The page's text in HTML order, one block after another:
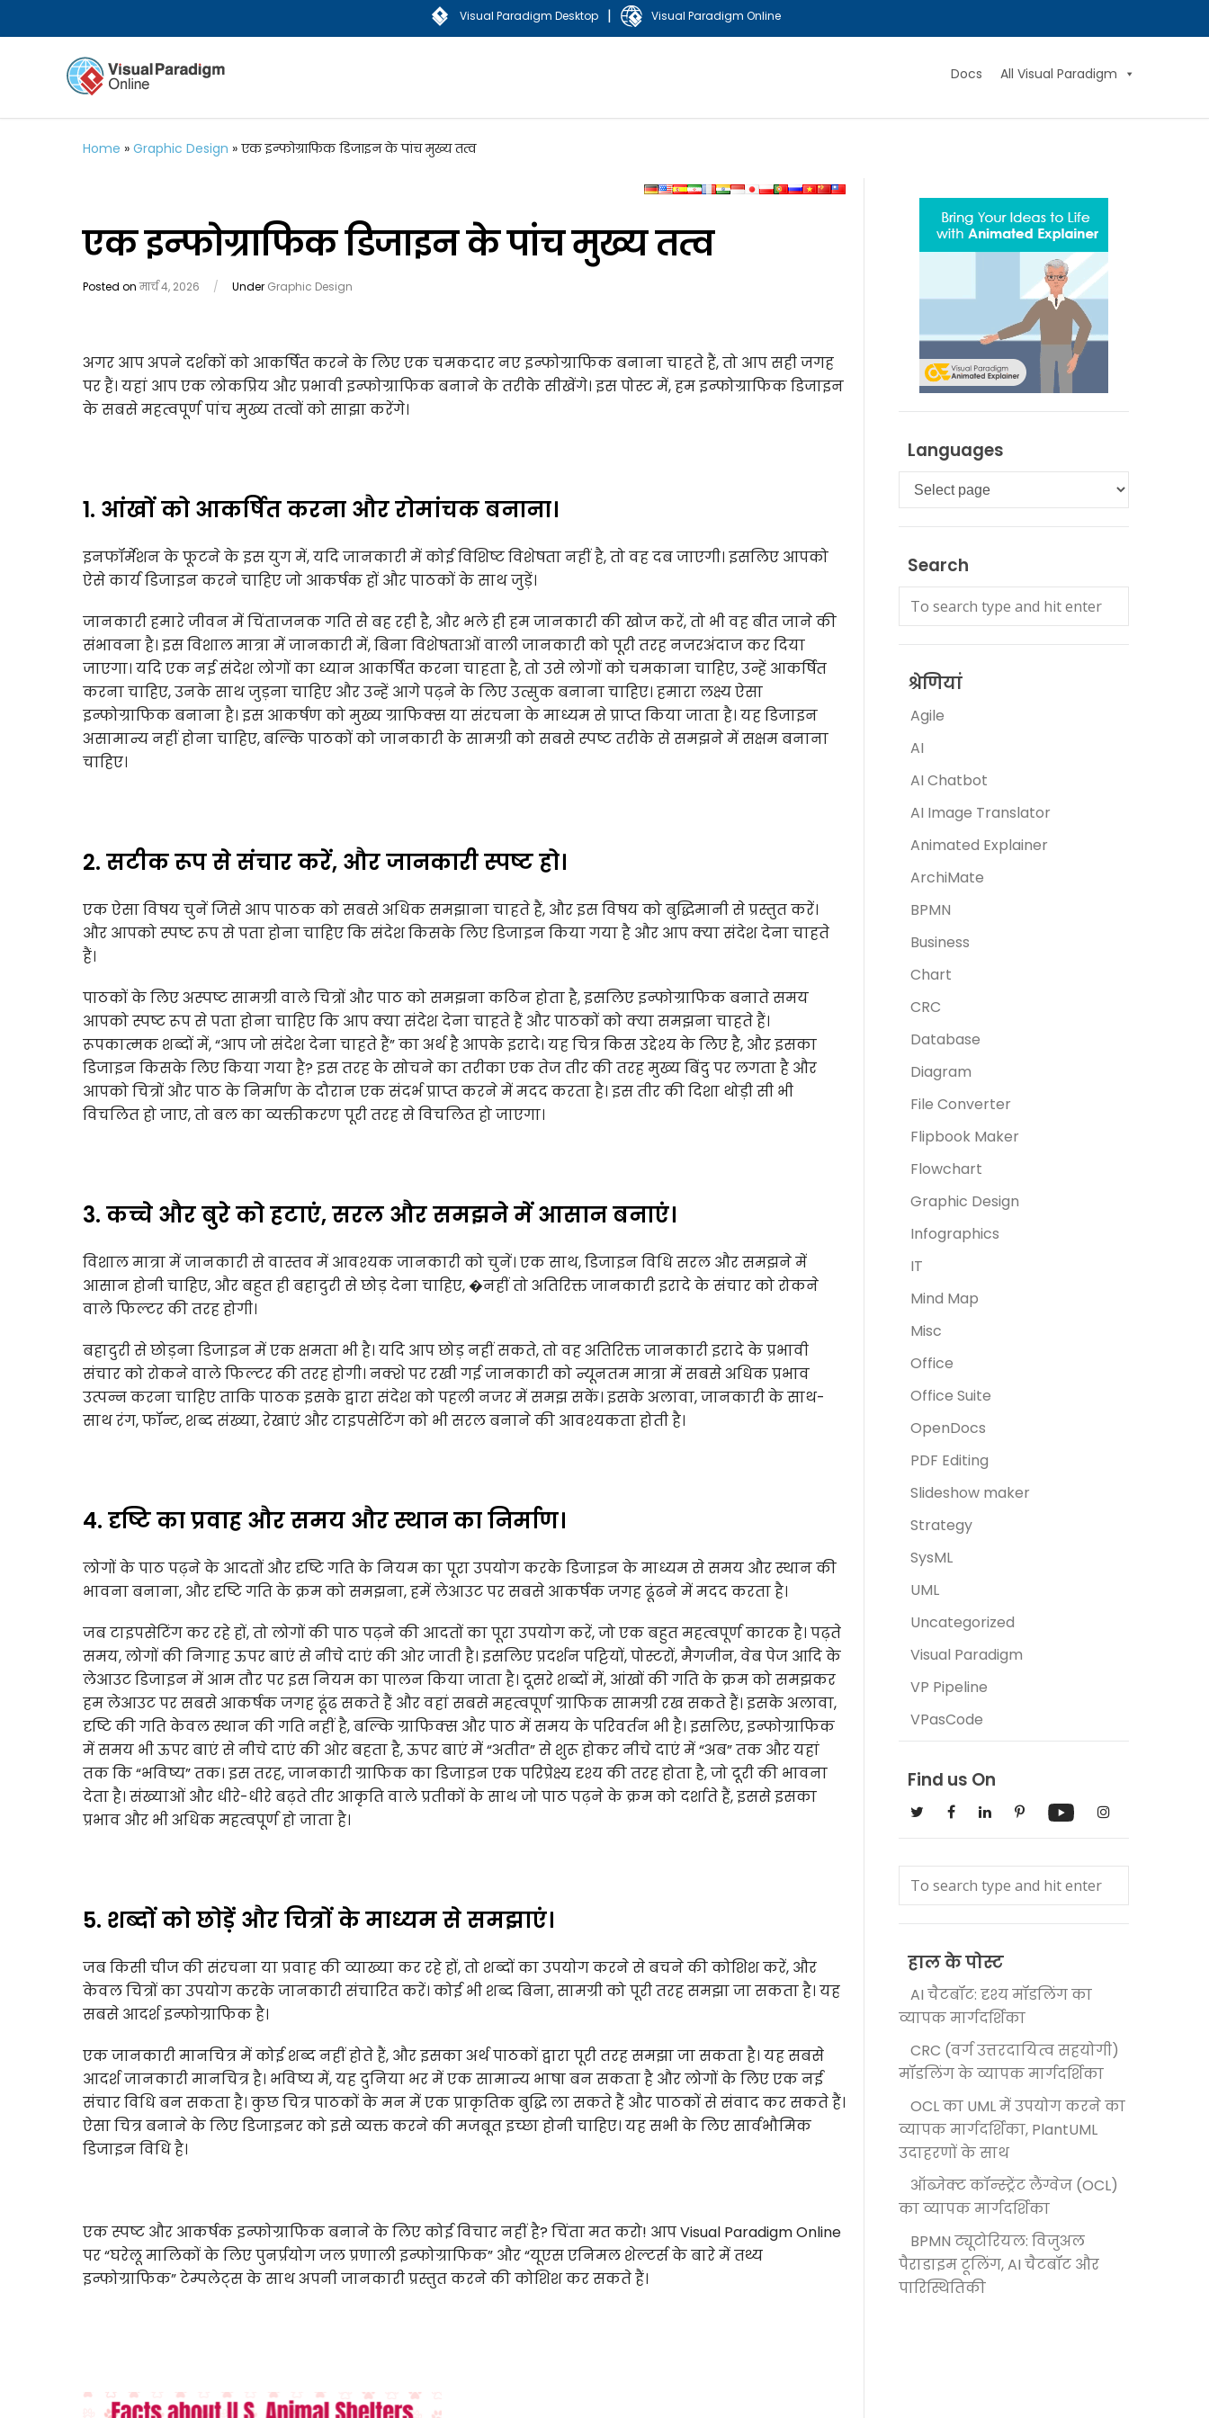
Visual Paradigm Desktop | Visual Paradigm Online
Docs All Visual Paradigm
Home » Graphic Design » एक इन्फोग्राफिक डिजाइन के पांच मुख्य तत्व
एक इन्फोग्राफिक डिजाइन के पांच मुख्य तत्व
Posted onमार्च 4, 2026 / Under Graphic Design
अगर आप अपने दर्शकों को आकर्षित करने के लिए एक चमकदार नए इन्फोग्राफिक बनाना चाहते हैं, तो आप सही जगह
पर हैं। यहां आप एक लोकप्रिय और प्रभावी इन्फोग्राफिक बनाने के तरीके सीखेंगे। इस पोस्ट में, हम इन्फोग्राफिक डिजाइन
के सबसे महत्वपूर्ण पांच मुख्य तत्वों को साझा करेंगे।
1. आंखों को आकर्षित करना और रोमांचक बनाना।
इनफॉर्मेशन के फूटने के इस युग में, यदि जानकारी में कोई विशिष्ट विशेषता नहीं है, तो वह दब जाएगी। इसलिए आपको
ऐसे कार्य डिजाइन करने चाहिए जो आकर्षक हों और पाठकों के साथ जुड़ें।
जानकारी हमारे जीवन में चिंताजनक गति से बह रही है, और भले ही हम जानकारी की खोज करें, तो भी वह बीत जाने की
संभावना है। इस विशाल मात्रा में जानकारी में, बिना विशेषताओं वाली जानकारी को पूरी तरह नजरअंदाज कर दिया
जाएगा। यदि एक नई संदेश लोगों का ध्यान आकर्षित करना चाहता है, तो उसे लोगों को चमकाना चाहिए, उन्हें आकर्षित
करना चाहिए, उनके साथ जुड़ना चाहिए और उन्हें आगे पढ़ने के लिए उत्सुक बनाना चाहिए। हमारा लक्ष्य ऐसा
इन्फोग्राफिक बनाना है। इस आकर्षण को मुख्य ग्राफिक्स या संरचना के माध्यम से प्राप्त किया जाता है। यह डिजाइन
असामान्य नहीं होना चाहिए, बल्कि पाठकों को जानकारी के सामग्री को सबसे स्पष्ट तरीके से समझने में सक्षम बनाना
चाहिए।
2. सटीक रूप से संचार करें, और जानकारी स्पष्ट हो।
एक ऐसा विषय चुनें जिसे आप पाठक को सबसे अधिक समझाना चाहते हैं, और इस विषय को बुद्धिमानी से प्रस्तुत करें।
और आपको स्पष्ट रूप से पता होना चाहिए कि संदेश किसके लिए डिजाइन किया गया है और आप क्या संदेश देना चाहते
हैं।
पाठकों के लिए अस्पष्ट सामग्री वाले चित्रों और पाठ को समझना कठिन होता है, इसलिए इन्फोग्राफिक बनाते समय
आपको स्पष्ट रूप से पता होना चाहिए कि आप क्या संदेश देना चाहते हैं और पाठकों को क्या समझना चाहते हैं।
रूपकात्मक शब्दों में, “आप जो संदेश देना चाहते हैं” का अर्थ है आपके इरादे। यह चित्र किस उद्देश्य के लिए है, और इसका
डिजाइन किसके लिए किया गया है? इस तरह के सोचने का तरीका एक तेज तीर की तरह मुख्य बिंदु पर लगता है और
आपको चित्रों और पाठ के निर्माण के दौरान एक संदर्भ प्राप्त करने में मदद करता है। इस तीर की दिशा थोड़ी सी भी
विचलित हो जाए, तो बल का व्यक्तीकरण पूरी तरह से विचलित हो जाएगा।
3. कच्चे और बुरे को हटाएं, सरल और समझने में आसान बनाएं।
विशाल मात्रा में जानकारी से वास्तव में आवश्यक जानकारी को चुनें। एक साथ, डिजाइन विधि सरल और समझने में
आसान होनी चाहिए, और बहुत ही बहादुरी से छोड़ देना चाहिए, �नहीं तो अतिरिक्त जानकारी इरादे के संचार को रोकने
वाले फिल्टर की तरह होगी।
बहादुरी से छोड़ना डिजाइन में एक क्षमता भी है। यदि आप छोड़ नहीं सकते, तो वह अतिरिक्त जानकारी इरादे के प्रभावी
संचार को रोकने वाले फिल्टर की तरह होगी। नक्शे पर रखी गई जानकारी को न्यूनतम मात्रा में सबसे अधिक प्रभाव
उत्पन्न करना चाहिए ताकि पाठक इसके द्वारा संदेश को पहली नजर में समझ सकें। इसके अलावा, जानकारी के साथ-
साथ रंग, फॉन्ट, शब्द संख्या, रेखाएं और टाइपसेटिंग को भी सरल बनाने की आवश्यकता होती है।
4. दृष्टि का प्रवाह और समय और स्थान का निर्माण।
लोगों के पाठ पढ़ने के आदतों और दृष्टि गति के नियम का पूरा उपयोग करके डिजाइन के माध्यम से समय और स्थान की
भावना बनाना, और दृष्टि गति के क्रम को समझना, हमें लेआउट पर सबसे आकर्षक जगह ढूंढने में मदद करता है।
जब टाइपसेटिंग कर रहे हों, तो लोगों की पाठ पढ़ने की आदतों का पूरा उपयोग करें, जो एक बहुत महत्वपूर्ण कारक है। पढ़ते
समय, लोगों की निगाह ऊपर बाएं से नीचे दाएं की ओर जाती है। इसलिए प्रदर्शन पट्टियों, पोस्टरों, मैगजीन, वेब पेज आदि के
लेआउट डिजाइन में आम तौर पर इस नियम का पालन किया जाता है। दूसरे शब्दों में, आंखों की गति के क्रम को समझकर
हम लेआउट पर सबसे आकर्षक जगह ढूंढ सकते हैं और वहां सबसे महत्वपूर्ण ग्राफिक सामग्री रख सकते हैं। इसके अलावा,
दृष्टि की गति केवल स्थान की गति नहीं है, बल्कि ग्राफिक्स और पाठ में समय के परिवर्तन भी है। इसलिए, इन्फोग्राफिक
में समय भी ऊपर बाएं से नीचे दाएं की ओर बहता है, ऊपर बाएं में “अतीत” से शुरू होकर नीचे दाएं में “अब” तक और यहां
तक कि “भविष्य” तक। इस तरह, जानकारी ग्राफिक का डिजाइन एक परिप्रेक्ष्य दृश्य की तरह होता है, जो दूरी की भावना
देता है। संख्याओं और धीरे-धीरे बढ़ते तीर आकृति वाले प्रतीकों के साथ जो पाठ पढ़ने के क्रम को दर्शाते हैं, इससे इसका
प्रभाव और भी अधिक महत्वपूर्ण हो जाता है।
5. शब्दों को छोड़ें और चित्रों के माध्यम से समझाएं।
जब किसी चीज की संरचना या प्रवाह की व्याख्या कर रहे हों, तो शब्दों का उपयोग करने से बचने की कोशिश करें, और
केवल चित्रों का उपयोग करके जानकारी संचारित करें। कोई भी शब्द बिना, सामग्री को पूरी तरह समझा जा सकता है। यह
सबसे आदर्श इन्फोग्राफिक है।
एक जानकारी मानचित्र में कोई शब्द नहीं होते हैं, और इसका अर्थ पाठकों द्वारा पूरी तरह समझा जा सकता है। यह सबसे
आदर्श जानकारी मानचित्र है। भविष्य में, यह दुनिया भर में एक सामान्य भाषा बन सकता है और लोगों के लिए एक नई
संचार विधि बन सकता है। कुछ चित्र पाठकों के मन में एक प्राकृतिक बुद्धि ला सकते हैं और पाठकों से संवाद कर सकते हैं।
ऐसा चित्र बनाने के लिए डिजाइनर को इसे व्यक्त करने की मजबूत इच्छा होनी चाहिए। यह सभी के लिए सार्वभौमिक
डिजाइन विधि है।
एक स्पष्ट और आकर्षक इन्फोग्राफिक बनाने के लिए कोई विचार नहीं है? चिंता मत करो! आप Visual Paradigm Online
पर “घरेलू मालिकों के लिए पुनर्प्रयोग जल प्रणाली इन्फोग्राफिक” और “यूएस एनिमल शेल्टर्स के बारे में तथ्य
इन्फोग्राफिक” टेम्पलेट्स के साथ अपनी जानकारी प्रस्तुत करने की कोशिश कर सकते हैं।
Languages
Languages
Search
श्रेणियां
Agile
AI
AI Chatbot
AI Image Translator
Animated Explainer
ArchiMate
BPMN
Business
Chart
CRC
Database
Diagram
File Converter
Flipbook Maker
Flowchart
Graphic Design
Infographics
IT
Mind Map
Misc
Office
Office Suite
OpenDocs
PDF Editing
Slideshow maker
Strategy
SysML
UML
Uncategorized
Visual Paradigm
VP Pipeline
VPasCode
Find us On
हाल के पोस्ट
AI चैटबॉट: दृश्य मॉडलिंग का
व्यापक मार्गदर्शिका
CRC (वर्ग उत्तरदायित्व सहयोगी)
मॉडलिंग के व्यापक मार्गदर्शिका
OCL का UML में उपयोग करने का
व्यापक मार्गदर्शिका, PlantUML
उदाहरणों के साथ
ऑब्जेक्ट कॉन्स्ट्रेंट लैंग्वेज (OCL)
का व्यापक मार्गदर्शिका
BPMN ट्यूटोरियल: विजुअल
पैराडाइम टूलिंग, AI चैटबॉट और
पारिस्थितिकी